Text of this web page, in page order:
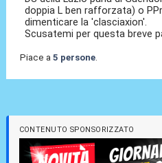
doppia L ben rafforzata) o
dimenticare la 'clasciaxion'.
Scusatemi per questa breve
Piace a 5 persone.
CONTENUTO SPONSORIZZATO